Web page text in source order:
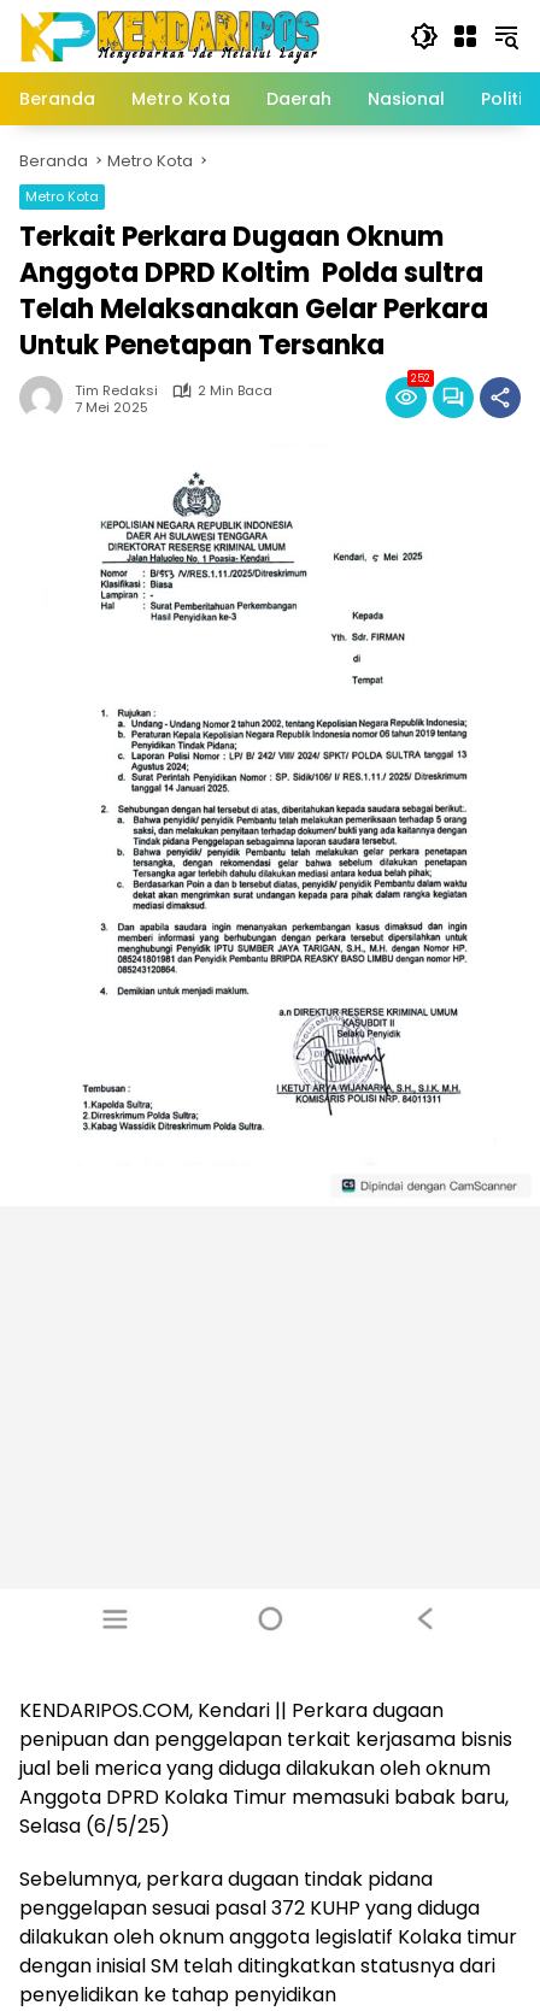
Langsung
konten
Beranda
Metro Kota Daerah Nasional Politik
Beranda Metro Kota
Metro Kota
Terkait Perkara Dugaan Oknum
Anggota DPRD Koltim Polda sultra
Telah Melaksanakan Gelar Perkara
Untuk Penetapan Tersanka
Tim Redaksi
2 Min Baca
7 Mei 2025
252
KENDARIPOS.COM, Kendari || Perkara dugaan
penipuan dan penggelapan terkait kerjasama bisnis
jual beli merica yang diduga dilakukan oleh oknum
Anggota DPRD Kolaka Timur memasuki babak baru,
Selasa (6/5/25)
Sebelumnya, perkara dugaan tindak pidana
penggelapan sesuai pasal 372 KUHP yang diduga
dilakukan oleh oknum anggota legislatif Kolaka timur
dengan inisial SM telah ditingkatkan statusnya dari
penyelidikan ke tahap penyidikan